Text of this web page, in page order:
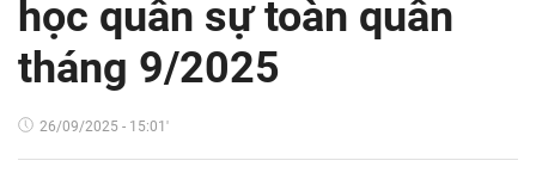
học quân sự toàn quân
tháng 9/2025
26/09/2025 - 15:01'